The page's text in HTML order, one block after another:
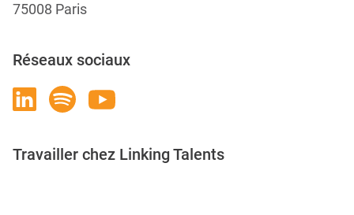
75008 Paris
Réseaux sociaux
Travailler chez Linking Talents